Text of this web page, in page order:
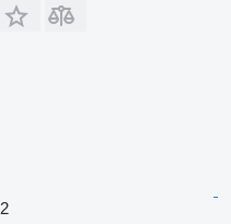
2